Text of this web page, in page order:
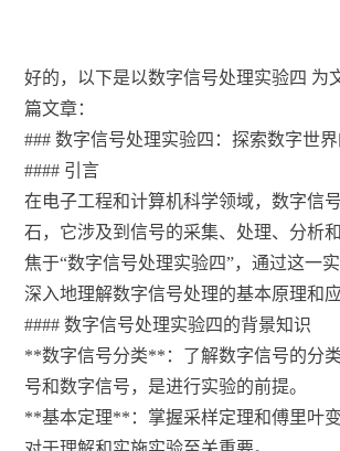
好的，以下是以数字信号处理实验四 为
篇文章：
### 数字信号处理实验四：探索数字世
#### 引言
在电子工程和计算机科学领域，数字信
石，它涉及到信号的采集、处理、分析
焦于“数字信号处理实验四”，通过这一
深入地理解数字信号处理的基本原理和应
#### 数字信号处理实验四的背景知识
**数字信号分类**：了解数字信号的分
号和数字信号，是进行实验的前提。
**基本定理**：掌握采样定理和傅里叶变